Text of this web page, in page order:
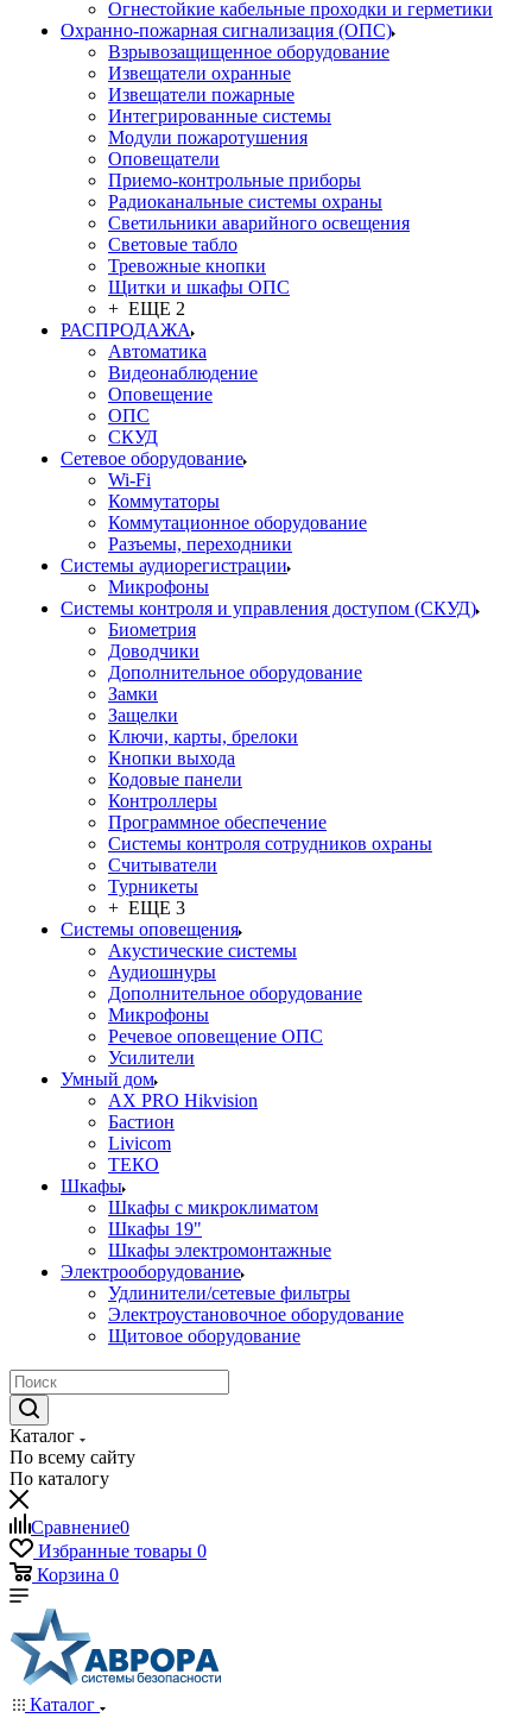
Огнестойкие кабельные проходки и герметики
Охранно-пожарная сигнализация (ОПС)
Взрывозащищенное оборудование
Извещатели охранные
Извещатели пожарные
Интегрированные системы
Модули пожаротушения
Оповещатели
Приемо-контрольные приборы
Радиоканальные системы охраны
Светильники аварийного освещения
Световые табло
Тревожные кнопки
Щитки и шкафы ОПС
+ ЕЩЕ 2
РАСПРОДАЖА
Автоматика
Видеонаблюдение
Оповещение
ОПС
СКУД
Сетевое оборудование
Wi-Fi
Коммутаторы
Коммутационное оборудование
Разъемы, переходники
Системы аудиорегистрации
Микрофоны
Системы контроля и управления доступом (СКУД)
Биометрия
Доводчики
Дополнительное оборудование
Замки
Защелки
Ключи, карты, брелоки
Кнопки выхода
Кодовые панели
Контроллеры
Программное обеспечение
Системы контроля сотрудников охраны
Считыватели
Турникеты
+ ЕЩЕ 3
Системы оповещения
Акустические системы
Аудиошнуры
Дополнительное оборудование
Микрофоны
Речевое оповещение ОПС
Усилители
Умный дом
AX PRO Hikvision
Бастион
Livicom
ТЕКО
Шкафы
Шкафы с микроклиматом
Шкафы 19"
Шкафы электромонтажные
Электрооборудование
Удлинители/сетевые фильтры
Электроустановочное оборудование
Щитовое оборудование
Каталог
По всему сайту
По каталогу
Сравнение0
Избранные товары 0
Корзина 0
Каталог